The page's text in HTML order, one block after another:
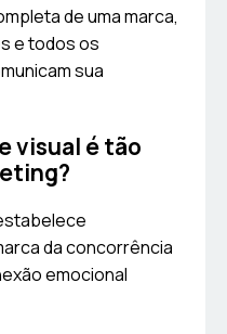
de uma marca,
e todos os
sua
visual é tão
da concorrência
emocional